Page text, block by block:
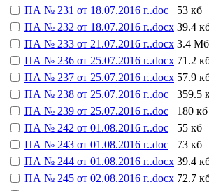
ПА № 231 от 18.07.2016 г..doc
53 кб
ПА № 232 от 18.07.2016 г..docx 39.4
ПА № 233 от 21.07.2016 г..docx 3.4 Мб
ПА № 236 от 25.07.2016 г..docx 71.2
ПА № 237 от 25.07.2016 г..docx 57.9
ПА № 238 от 25.07.2016 г..doc
359.5
ПА № 239 от 25.07.2016 г..doc
180 кб
ПА № 242 от 01.08.2016 г..doc
55 кб
ПА № 243 от 01.08.2016 г..doc
73 кб
ПА № 244 от 01.08.2016 г..docx 39.4
ПА № 245 от 02.08.2016 г..docx 72.7